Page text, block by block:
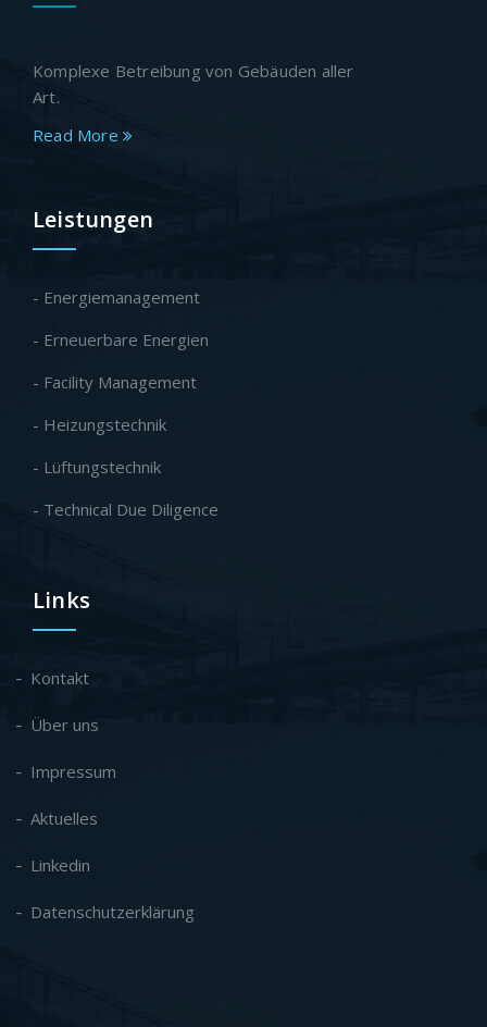
Komplexe Betreibung von Gebäuden aller
Art.
Read More
Leistungen
- Energiemanagement
- Erneuerbare Energien
- Facility Management
- Heizungstechnik
- Lüftungstechnik
- Technical Due Diligence
Links
Kontakt
Über uns
Impressum
Aktuelles
Linkedin
Datenschutzerklärung